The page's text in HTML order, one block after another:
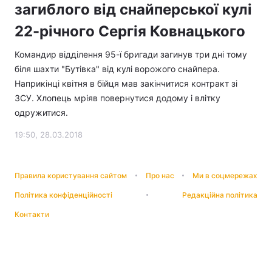
загиблого від снайперської кулі
22-річного Сергія Ковнацького
Командир відділення 95-ї бригади загинув три дні тому
біля шахти "Бутівка" від кулі ворожого снайпера.
Наприкінці квітня в бійця мав закінчитися контракт зі
ЗСУ. Хлопець мріяв повернутися додому і влітку
одружитися.
19:50, 28.03.2018
Правила користування сайтом Про нас Ми в соцмережах
Політика конфіденційності Редакційна політика
Контакти